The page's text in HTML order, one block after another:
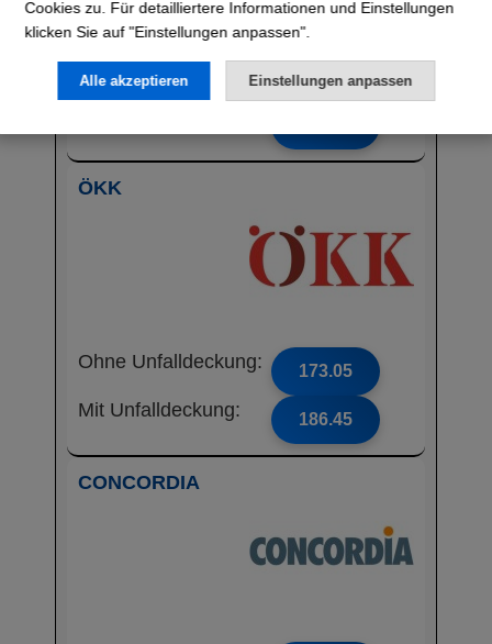
Ohne Unfalldeckung: 168.45
ÖKK
Ohne Unfalldeckung: 173.05
Mit Unfalldeckung: 186.45
CONCORDIA
Cookies zu. Für detailliertere Informationen und Einstellungen
klicken Sie auf "Einstellungen anpassen".
Alle akzeptieren Einstellungen anpassen